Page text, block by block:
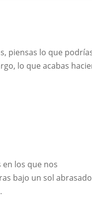
piensas lo que
lo que acabas
los que nos
bajo un sol